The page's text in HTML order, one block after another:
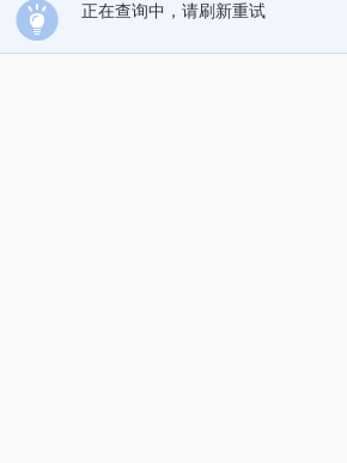
正在查询中，请刷新重试